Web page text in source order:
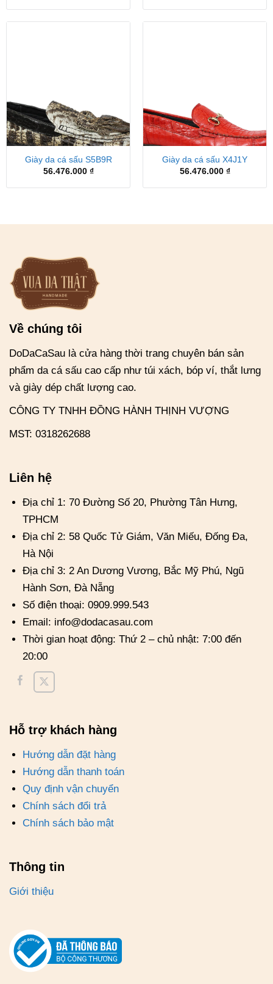
Giày da cá sấu S5B9R
56.476.000 ₫
Giày da cá sấu X4J1Y
56.476.000 ₫
Về chúng tôi
DoDaCaSau là cửa hàng thời trang chuyên bán sản
phẩm da cá sấu cao cấp như túi xách, bóp ví, thắt lưng
và giày dép chất lượng cao.
CÔNG TY TNHH ĐỒNG HÀNH THỊNH VƯỢNG
MST: 0318262688
Liên hệ
Địa chỉ 1: 70 Đường Số 20, Phường Tân Hưng,
TPHCM
Địa chỉ 2: 58 Quốc Tử Giám, Văn Miếu, Đống Đa,
Hà Nội
Địa chỉ 3: 2 An Dương Vương, Bắc Mỹ Phú, Ngũ
Hành Sơn, Đà Nẵng
Số điện thoại: 0909.999.543
Email: info@dodacasau.com
Thời gian hoạt động: Thứ 2 – chủ nhật: 7:00 đến
20:00
Hỗ trợ khách hàng
Hướng dẫn đặt hàng
Hướng dẫn thanh toán
Quy định vận chuyển
Chính sách đổi trả
Chính sách bảo mật
Thông tin
Giới thiệu